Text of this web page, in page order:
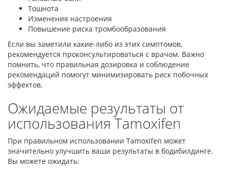
Тошнота
Изменения настроения
Повышение риска тромбообразования
Если вы заметили какие-либо из этих симптомов,
рекомендуется проконсультироваться с врачом. Важно
помнить, что правильная дозировка и соблюдение
рекомендаций помогут минимизировать риск побочных
эффектов.
Ожидаемые результаты от
использования Tamoxifen
При правильном использовании Tamoxifen может
значительно улучшить ваши результаты в бодибилдинге.
Вы можете ожидать: